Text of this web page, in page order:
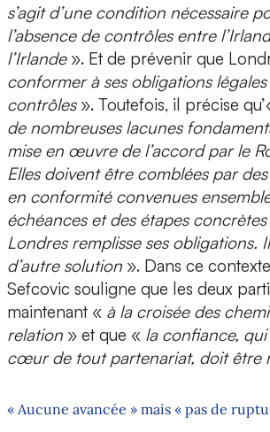
s’agit d’une condition nécessaire
l’absence de contrôles entre
l’Irlande». Et de prévenir que
conformer à ses obligations
contrôles». Toutefois, il précise
de nombreuses lacunes
mise en œuvre de l’accord par le
Elles doivent être comblées par
en conformité convenues
échéances et des étapes
Londres remplisse ses obligations.
d’autre solution ». Dans ce
Sefcovic souligne que les deux
maintenant « à la croisée des
relation » et que « la confiance,
cœur de tout partenariat, doit être
« Aucune avancée » mais « pas de